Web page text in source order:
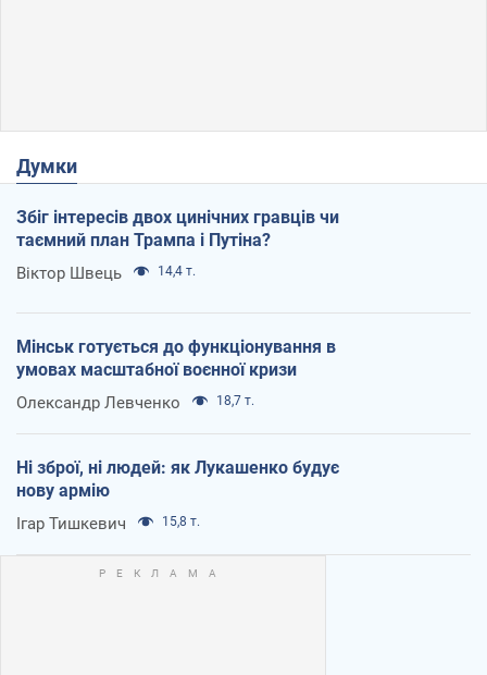
Думки
Збіг інтересів двох цинічних гравців чи
таємний план Трампа і Путіна?
Віктор Швець 14,4 т.
Мінськ готується до функціонування в
умовах масштабної воєнної кризи
Олександр Левченко 18,7 т.
Ні зброї, ні людей: як Лукашенко будує
нову армію
Ігар Тишкевич 15,8 т.